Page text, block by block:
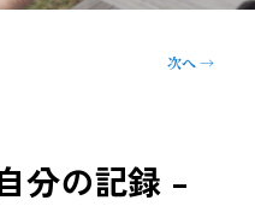
次へ→
分の記録 –